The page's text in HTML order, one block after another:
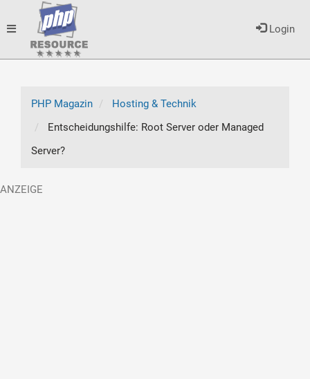
Login
Toggle
PHP Magazin
Hosting & Technik
Entscheidungshilfe: Root Server oder Managed
Server?